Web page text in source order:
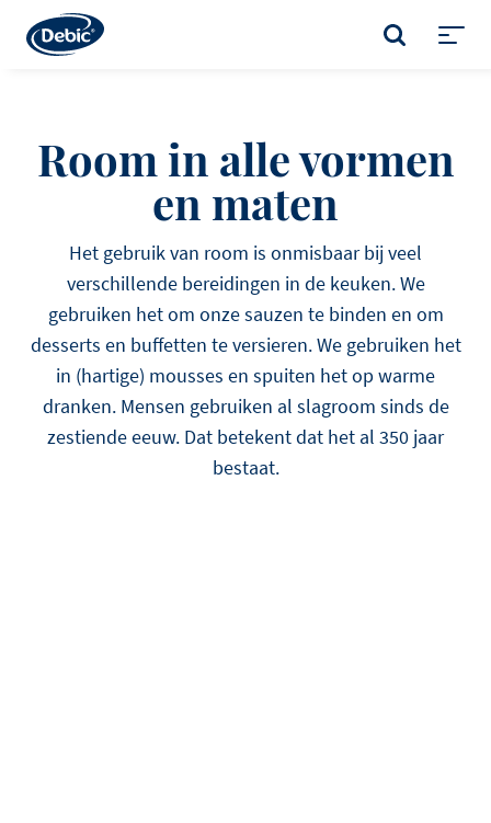
main
ZOEKEN
Room in alle vormen
en maten
Het gebruik van room is onmisbaar bij veel
verschillende bereidingen in de keuken. We
gebruiken het om onze sauzen te binden en om
desserts en buffetten te versieren. We gebruiken het
in (hartige) mousses en spuiten het op warme
dranken. Mensen gebruiken al slagroom sinds de
zestiende eeuw. Dat betekent dat het al 350 jaar
bestaat.